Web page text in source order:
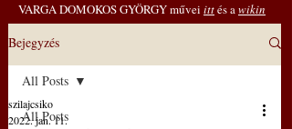
VARGA DOMOKOS GYÖRGY művei ittés awikin
Bejegyzés
All Posts
All Posts
szilajcsiko
2022. jan. 11.